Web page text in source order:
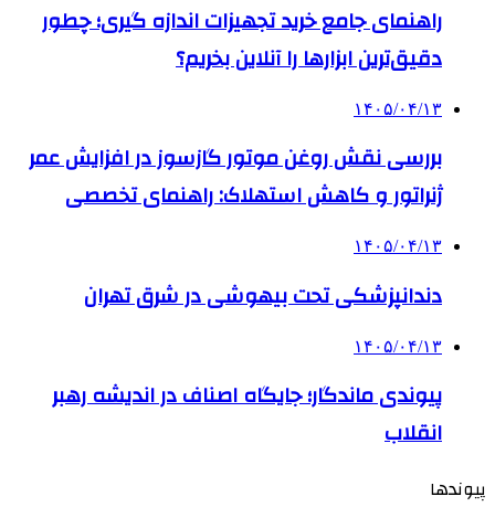
راهنمای جامع خرید تجهیزات اندازه گیری؛ چطور
دقیق‌ترین ابزارها را آنلاین بخریم؟
۱۴۰۵/۰۴/۱۳
بررسی نقش روغن موتور گازسوز در افزایش عمر
ژنراتور و کاهش استهلاک: راهنمای تخصصی
۱۴۰۵/۰۴/۱۳
دندانپزشکی تحت بیهوشی در شرق تهران
۱۴۰۵/۰۴/۱۳
پیوندی ماندگار؛ جایگاه اصناف در اندیشه رهبر
انقلاب
پیوندها